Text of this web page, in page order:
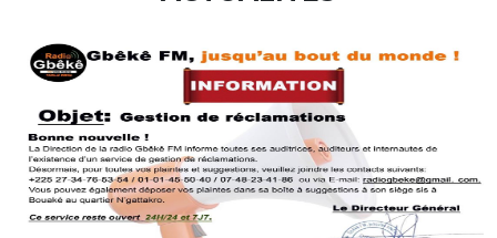
ACTUALITES